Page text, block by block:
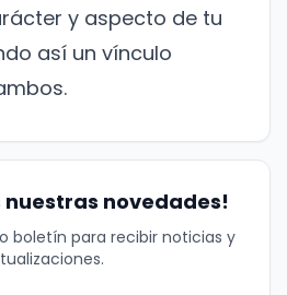
y aspecto de tu
así un vínculo
nuestras novedades!
boletín para recibir noticias y
no enviamos spam.
Cerrar Suscribirme